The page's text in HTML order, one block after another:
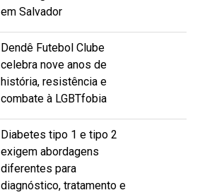
em Salvador
Dendê Futebol Clube
celebra nove anos de
história, resistência e
combate à LGBTfobia
Diabetes tipo 1 e tipo 2
exigem abordagens
diferentes para
diagnóstico, tratamento e